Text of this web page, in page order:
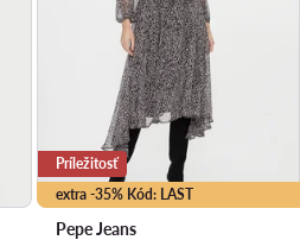
extra -35% Kód: LAST
Príležitosť
Pepe Jeans